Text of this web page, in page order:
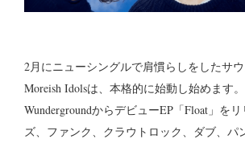
2月にニューシングルで肩慣らしをしたサ
Moreish Idolsは、本格的に始動し始めます
WundergroundからデビューEP「Float」を
ズ、ファンク、クラウトロック、ダブ、パ